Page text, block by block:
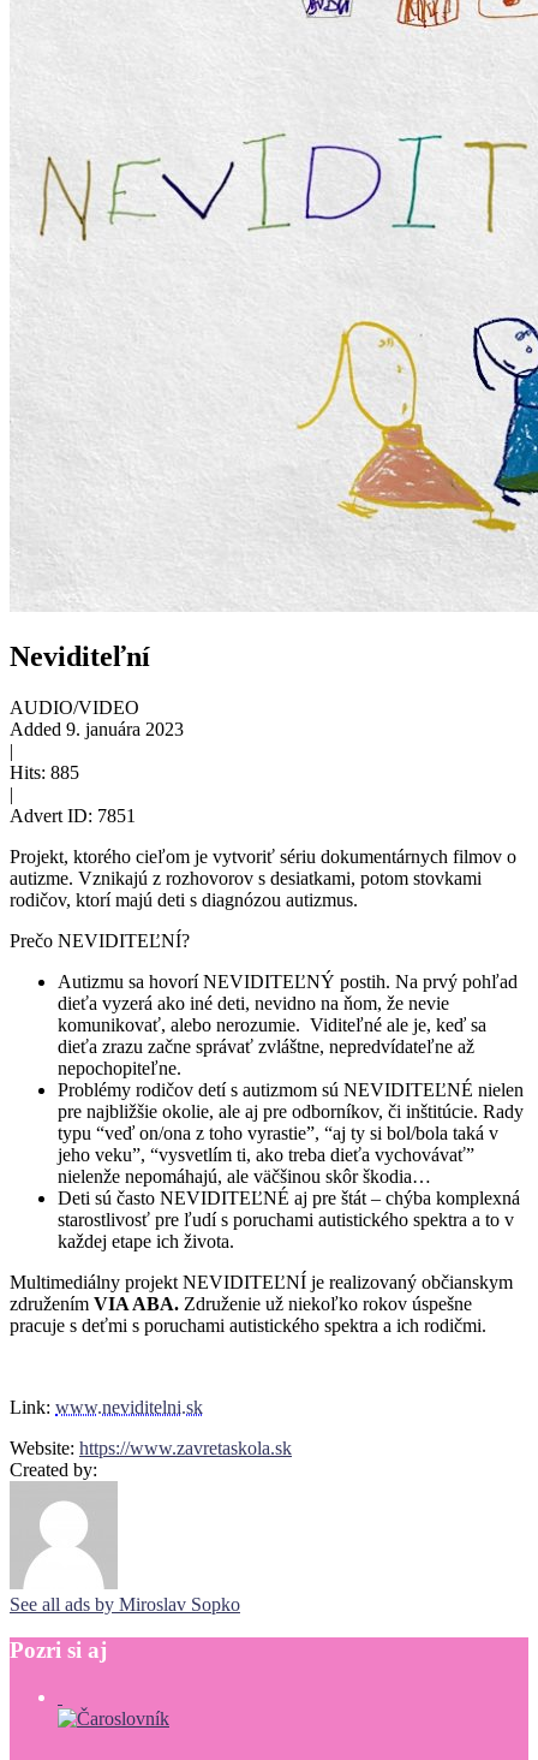
Neviditeľní
AUDIO/VIDEO
Added 9. januára 2023
|
Hits: 885
|
Advert ID: 7851
Projekt, ktorého cieľom je vytvoriť sériu dokumentárnych filmov o
autizme. Vznikajú z rozhovorov s desiatkami, potom stovkami
rodičov, ktorí majú deti s diagnózou autizmus.
Prečo NEVIDITEĽNÍ?
Autizmu sa hovorí NEVIDITEĽNÝ postih. Na prvý pohľad
dieťa vyzerá ako iné deti, nevidno na ňom, že nevie
komunikovať, alebo nerozumie. Viditeľné ale je, keď sa
dieťa zrazu začne správať zvláštne, nepredvídateľne až
nepochopiteľne.
Problémy rodičov detí s autizmom sú NEVIDITEĽNÉ nielen
pre najbližšie okolie, ale aj pre odborníkov, či inštitúcie. Rady
typu “veď on/ona z toho vyrastie”, “aj ty si bol/bola taká v
jeho veku”, “vysvetlím ti, ako treba dieťa vychovávať”
nielenže nepomáhajú, ale väčšinou skôr škodia…
Deti sú často NEVIDITEĽNÉ aj pre štát – chýba komplexná
starostlivosť pre ľudí s poruchami autistického spektra a to v
každej etape ich života.
Multimediálny projekt NEVIDITEĽNÍ je realizovaný občianskym
združením VIA ABA. Združenie už niekoľko rokov úspešne
pracuje s deťmi s poruchami autistického spektra a ich rodičmi.
Link: www.neviditelni.sk
Website: https://www.zavretaskola.sk
Created by:
See all ads by Miroslav Sopko
Pozri si aj